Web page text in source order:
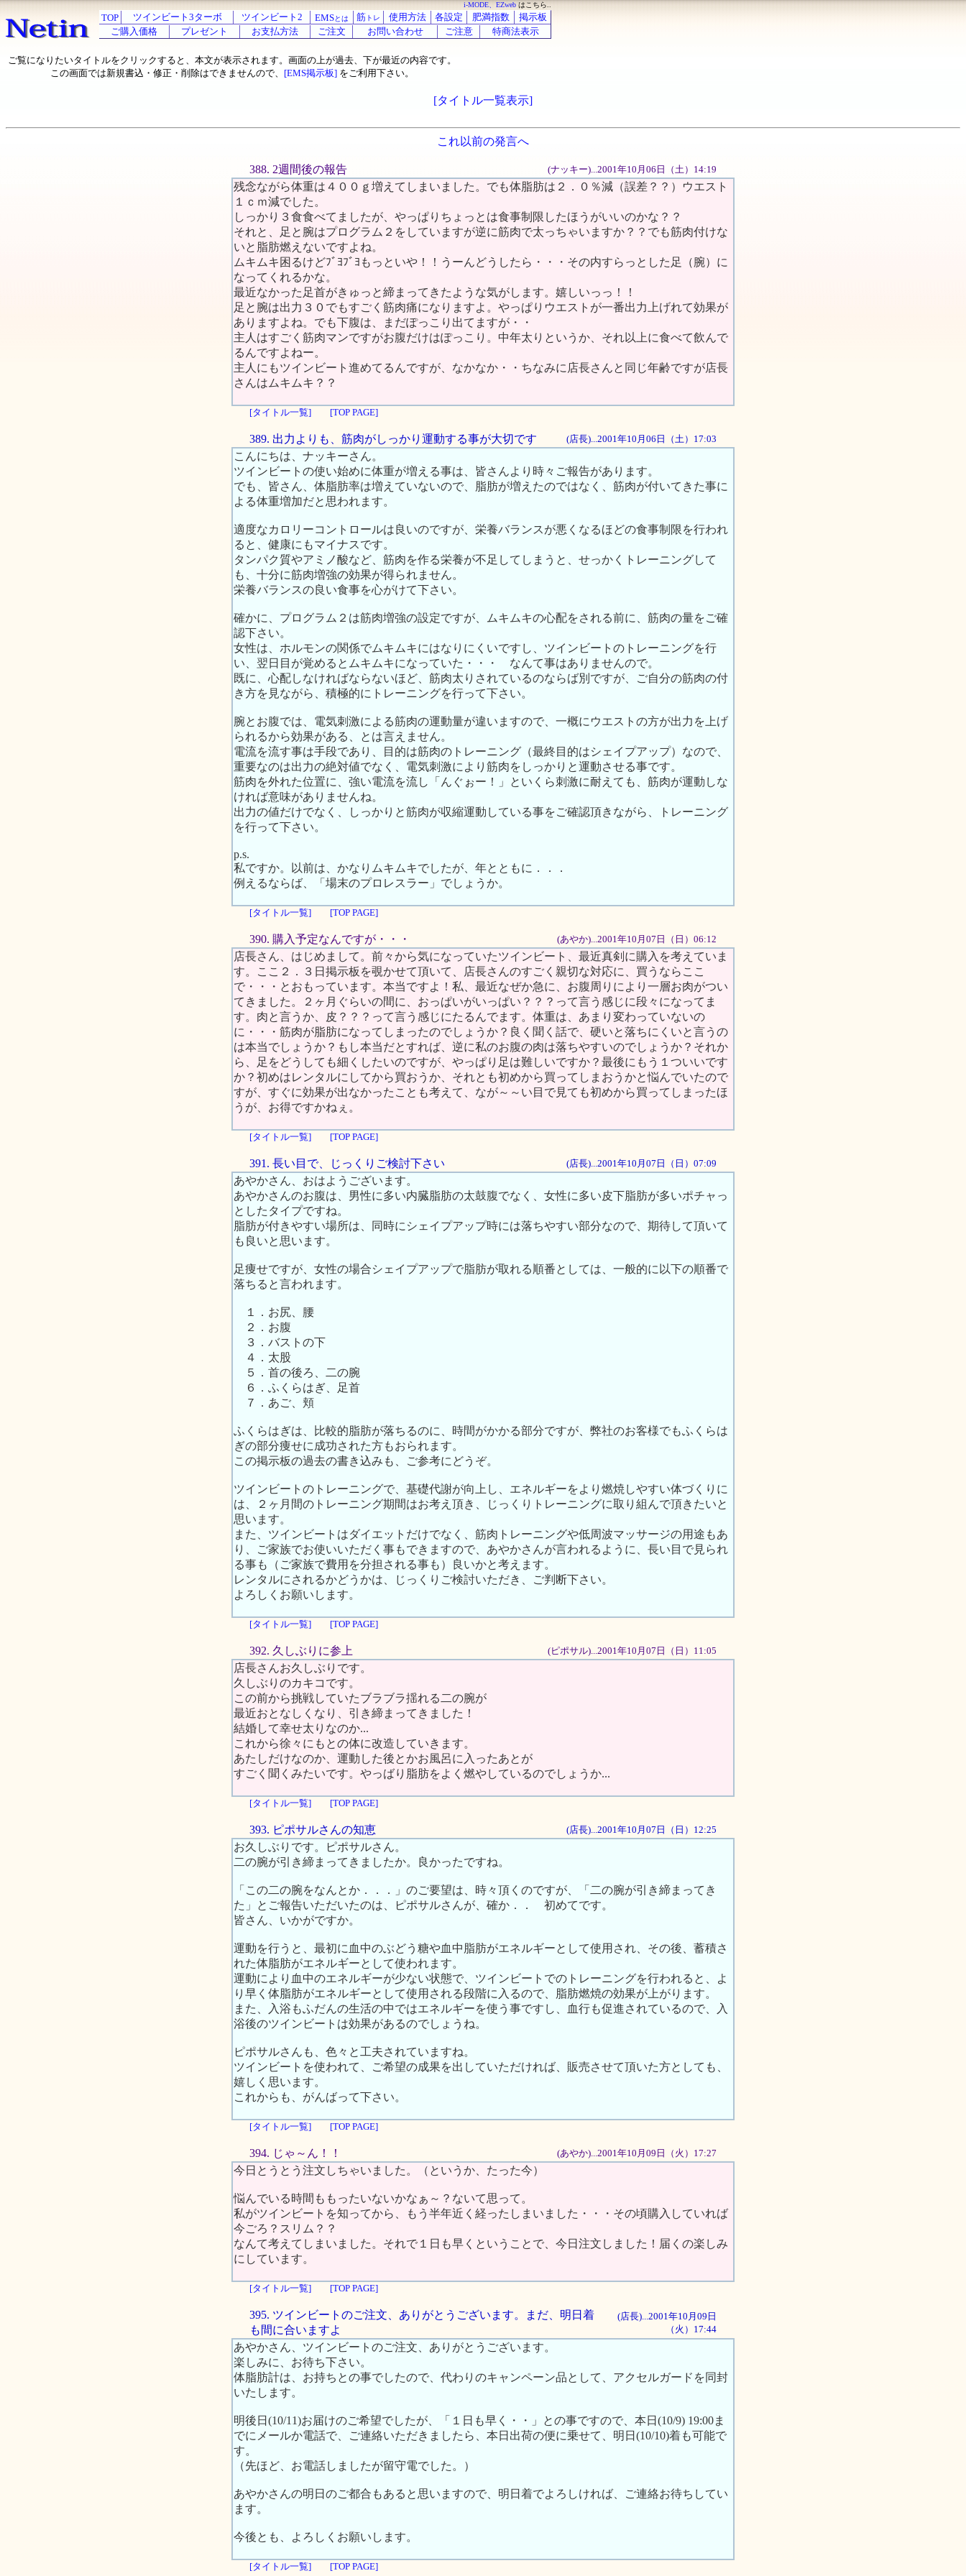
i-MODE、EZweb はこちら..
TOP ツインビート3ターボ ツインビート2 EMSとは 筋 トレ 使用方法 各設定 肥満指数
掲示板
ご購入価格
プレゼント お支払方法 ご注文 お問い合わせ ご注意 特商法表示
ご覧になりたいタイトルをクリックすると、本文が表示されます。画面の上が過去、下が最近の内容です。
この画面では新規書込・修正・削除はできませんので、 [EMS掲示板] をご利用下さい。
[タイトル一覧表示]
これ以前の発言へ
388. 2週間後の報告 (ナッキー)...2001年10月06日（土）14:19
残念ながら体重は４００ｇ増えてしまいました。でも体脂肪は２．０％減（誤差？？）ウエスト
１ｃｍ減でした。
しっかり３食食べてましたが、やっぱりちょっとは食事制限したほうがいいのかな？？
それと、足と腕はプログラム２をしていますが逆に筋肉で太っちゃいますか？？でも筋肉付けな
いと脂肪燃えないですよね。
ムキムキ困るけどﾌﾞﾖﾌﾞﾖもっといや！！うーんどうしたら・・・その内すらっとした足（腕）に
なってくれるかな。
最近なかった足首がきゅっと締まってきたような気がします。嬉しいっっ！！
足と腕は出力３０でもすごく筋肉痛になりますよ。やっぱりウエストが一番出力上げれて効果が
ありますよね。でも下腹は、まだぽっこり出てますが・・
主人はすごく筋肉マンですがお腹だけはぽっこり。中年太りというか、それ以上に食べて飲んで
るんですよねー。
主人にもツインビート進めてるんですが、なかなか・・ちなみに店長さんと同じ年齢ですが店長
さんはムキムキ？？
[タイトル一覧] [TOP PAGE]
389. 出力よりも、筋肉がしっかり運動する事が大切です (店長)...2001年10月06日（土）17:03
こんにちは、ナッキーさん。
ツインビートの使い始めに体重が増える事は、皆さんより時々ご報告があります。
でも、皆さん、体脂肪率は増えていないので、脂肪が増えたのではなく、筋肉が付いてきた事に
よる体重増加だと思われます。
適度なカロリーコントロールは良いのですが、栄養バランスが悪くなるほどの食事制限を行われ
ると、健康にもマイナスです。
タンパク質やアミノ酸など、筋肉を作る栄養が不足してしまうと、せっかくトレーニングして
も、十分に筋肉増強の効果が得られません。
栄養バランスの良い食事を心がけて下さい。
確かに、プログラム２は筋肉増強の設定ですが、ムキムキの心配をされる前に、筋肉の量をご確
認下さい。
女性は、ホルモンの関係でムキムキにはなりにくいですし、ツインビートのトレーニングを行
い、翌日目が覚めるとムキムキになっていた・・・ なんて事はありませんので。
既に、心配しなければならないほど、筋肉太りされているのならば別ですが、ご自分の筋肉の付
き方を見ながら、積極的にトレーニングを行って下さい。
腕とお腹では、電気刺激による筋肉の運動量が違いますので、一概にウエストの方が出力を上げ
られるから効果がある、とは言えません。
電流を流す事は手段であり、目的は筋肉のトレーニング（最終目的はシェイプアップ）なので、
重要なのは出力の絶対値でなく、電気刺激により筋肉をしっかりと運動させる事です。
筋肉を外れた位置に、強い電流を流し「んぐぉー！」といくら刺激に耐えても、筋肉が運動しな
ければ意味がありませんね。
出力の値だけでなく、しっかりと筋肉が収縮運動している事をご確認頂きながら、トレーニング
を行って下さい。
p.s.
私ですか。以前は、かなりムキムキでしたが、年とともに．．．
例えるならば、「場末のプロレスラー」でしょうか。
[タイトル一覧] [TOP PAGE]
390. 購入予定なんですが・・・ (あやか)...2001年10月07日（日）06:12
店長さん、はじめまして。前々から気になっていたツインビート、最近真剣に購入を考えていま
す。ここ２．３日掲示板を覗かせて頂いて、店長さんのすごく親切な対応に、買うならここ
で・・・とおもっています。本当ですよ！私、最近なぜか急に、お腹周りにより一層お肉がつい
てきました。２ヶ月ぐらいの間に、おっぱいがいっぱい？？？って言う感じに段々になってま
す。肉と言うか、皮？？？って言う感じにたるんでます。体重は、あまり変わっていないの
に・・・筋肉が脂肪になってしまったのでしょうか？良く聞く話で、硬いと落ちにくいと言うの
は本当でしょうか？もし本当だとすれば、逆に私のお腹の肉は落ちやすいのでしょうか？それか
ら、足をどうしても細くしたいのですが、やっぱり足は難しいですか？最後にもう１ついいです
か？初めはレンタルにしてから買おうか、それとも初めから買ってしまおうかと悩んでいたので
すが、すぐに効果が出なかったことも考えて、なが～～い目で見ても初めから買ってしまったほ
うが、お得ですかねぇ。
[タイトル一覧] [TOP PAGE]
391. 長い目で、じっくりご検討下さい (店長)...2001年10月07日（日）07:09
あやかさん、おはようございます。
あやかさんのお腹は、男性に多い内臓脂肪の太鼓腹でなく、女性に多い皮下脂肪が多いポチャっ
としたタイプですね。
脂肪が付きやすい場所は、同時にシェイプアップ時には落ちやすい部分なので、期待して頂いて
も良いと思います。
足痩せですが、女性の場合シェイプアップで脂肪が取れる順番としては、一般的に以下の順番で
落ちると言われます。
１．お尻、腰
２．お腹
３．バストの下
４．太股
５．首の後ろ、二の腕
６．ふくらはぎ、足首
７．あご、頬
ふくらはぎは、比較的脂肪が落ちるのに、時間がかかる部分ですが、弊社のお客様でもふくらは
ぎの部分痩せに成功された方もおられます。
この掲示板の過去の書き込みも、ご参考にどうぞ。
ツインビートのトレーニングで、基礎代謝が向上し、エネルギーをより燃焼しやすい体づくりに
は、２ヶ月間のトレーニング期間はお考え頂き、じっくりトレーニングに取り組んで頂きたいと
思います。
また、ツインビートはダイエットだけでなく、筋肉トレーニングや低周波マッサージの用途もあ
り、ご家族でお使いいただく事もできますので、あやかさんが言われるように、長い目で見られ
る事も（ご家族で費用を分担される事も）良いかと考えます。
レンタルにされるかどうかは、じっくりご検討いただき、ご判断下さい。
よろしくお願いします。
[タイトル一覧] [TOP PAGE]
392. 久しぶりに参上 (ピポサル)...2001年10月07日（日）11:05
店長さんお久しぶりです。
久しぶりのカキコです。
この前から挑戦していたブラブラ揺れる二の腕が
最近おとなしくなり、引き締まってきました！
結婚して幸せ太りなのか...
これから徐々にもとの体に改造していきます。
あたしだけなのか、運動した後とかお風呂に入ったあとが
すごく聞くみたいです。やっばり脂肪をよく燃やしているのでしょうか...
[タイトル一覧] [TOP PAGE]
393. ピポサルさんの知恵 (店長)...2001年10月07日（日）12:25
お久しぶりです。ピポサルさん。
二の腕が引き締まってきましたか。良かったですね。
「この二の腕をなんとか．．．」のご要望は、時々頂くのですが、「二の腕が引き締まってき
た」とご報告いただいたのは、ピポサルさんが、確か．． 初めてです。
皆さん、いかがですか。
運動を行うと、最初に血中のぶどう糖や血中脂肪がエネルギーとして使用され、その後、蓄積さ
れた体脂肪がエネルギーとして使われます。
運動により血中のエネルギーが少ない状態で、ツインビートでのトレーニングを行われると、よ
り早く体脂肪がエネルギーとして使用される段階に入るので、脂肪燃焼の効果が上がります。
また、入浴もふだんの生活の中ではエネルギーを使う事ですし、血行も促進されているので、入
浴後のツインビートは効果があるのでしょうね。
ピポサルさんも、色々と工夫されていますね。
ツインビートを使われて、ご希望の成果を出していただければ、販売させて頂いた方としても、
嬉しく思います。
これからも、がんばって下さい。
[タイトル一覧] [TOP PAGE]
394. じゃ～ん！！ (あやか)...2001年10月09日（火）17:27
今日とうとう注文しちゃいました。（というか、たった今）
悩んでいる時間ももったいないかなぁ～？ないて思って。
私がツインビートを知ってから、もう半年近く経ったしまいました・・・その頃購入していれば
今ごろ？スリム？？
なんて考えてしまいました。それで１日も早くということで、今日注文しました！届くの楽しみ
にしています。
[タイトル一覧] [TOP PAGE]
395. ツインビートのご注文、ありがとうございます。まだ、明日着
も間に合いますよ
(店長)...2001年10月09日
（火）17:44
あやかさん、ツインビートのご注文、ありがとうございます。
楽しみに、お待ち下さい。
体脂肪計は、お持ちとの事でしたので、代わりのキャンペーン品として、アクセルガードを同封
いたします。
明後日(10/11)お届けのご希望でしたが、「１日も早く・・」との事ですので、本日(10/9) 19:00ま
でにメールか電話で、ご連絡いただきましたら、本日出荷の便に乗せて、明日(10/10)着も可能で
す。
（先ほど、お電話しましたが留守電でした。）
あやかさんの明日のご都合もあると思いますので、明日着でよろしければ、ご連絡お待ちしてい
ます。
今後とも、よろしくお願いします。
[タイトル一覧] [TOP PAGE]